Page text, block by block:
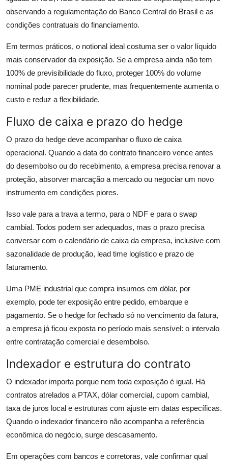
observando a regulamentação do Banco Central do Brasil e as
condições contratuais do financiamento.
Em termos práticos, o notional ideal costuma ser o valor líquido
mais conservador da exposição. Se a empresa ainda não tem
100% de previsibilidade do fluxo, proteger 100% do volume
nominal pode parecer prudente, mas frequentemente aumenta o
custo e reduz a flexibilidade.
Fluxo de caixa e prazo do hedge
O prazo do hedge deve acompanhar o fluxo de caixa
operacional. Quando a data do contrato financeiro vence antes
do desembolso ou do recebimento, a empresa precisa renovar a
proteção, absorver marcação a mercado ou negociar um novo
instrumento em condições piores.
Isso vale para a trava a termo, para o NDF e para o swap
cambial. Todos podem ser adequados, mas o prazo precisa
conversar com o calendário de caixa da empresa, inclusive com
sazonalidade de produção, lead time logístico e prazo de
faturamento.
Uma PME industrial que compra insumos em dólar, por
exemplo, pode ter exposição entre pedido, embarque e
pagamento. Se o hedge for fechado só no vencimento da fatura,
a empresa já ficou exposta no período mais sensível: o intervalo
entre contratação comercial e desembolso.
Indexador e estrutura do contrato
O indexador importa porque nem toda exposição é igual. Há
contratos atrelados a PTAX, dólar comercial, cupom cambial,
taxa de juros local e estruturas com ajuste em datas específicas.
Quando o indexador financeiro não acompanha a referência
econômica do negócio, surge descasamento.
Em operações com bancos e corretoras, vale confirmar qual